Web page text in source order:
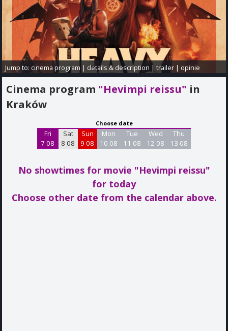
Jump to:cinema program | details & description |trailer |opinie
Cinema program "Hevimpi reissu" in
Kraków
Choose date
Fri
7 08
Sat
8 08
Sun
9 08
Mon
10 08
Tue
11 08
Wed
12 08
Thu
13 08
No showtimes for movie "Hevimpi reissu"
for today
Choose other date from the calendar above.